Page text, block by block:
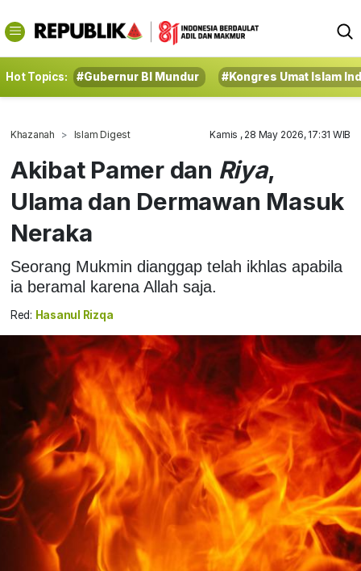
Hot Topics: #Gubernur BI Mundur #Kongres Umat Islam
Khazanah Islam Digest Kamis , 28 May 2026, 17:31 WIB
Akibat Pamer dan Riya,
Ulama dan Dermawan Masuk
Neraka
Seorang Mukmin dianggap telah ikhlas apabila
ia beramal karena Allah saja.
Red: Hasanul Rizqa